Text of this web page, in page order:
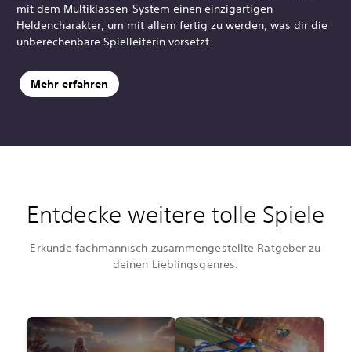
mit dem Multiklassen-System einen einzigartigen
Heldencharakter, um mit allem fertig zu werden, was dir die
unberechenbare Spielleiterin vorsetzt.
Mehr erfahren
Entdecke weitere tolle Spiele
Erkunde fachmännisch zusammengestellte Ratgeber zu
deinen Lieblingsgenres.